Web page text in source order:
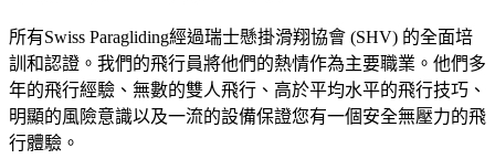
所有Swiss Paragliding經過瑞士懸掛滑翔協會 (SHV) 的全面培
訓和認證。我們的飛行員將他們的熱情作為主要職業。他們多
年的飛行經驗、無數的雙人飛行、高於平均水平的飛行技巧、
明顯的風險意識以及一流的設備保證您有一個安全無壓力的飛
行體驗。